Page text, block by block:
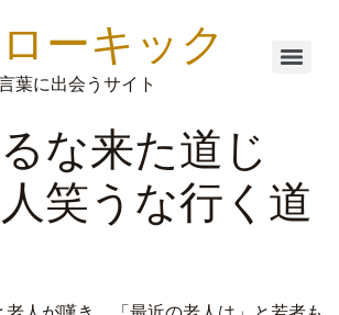
ーキック
葉に出会うサイト
な来た道じ
笑うな行く道